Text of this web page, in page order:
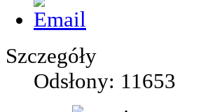
Szczegóły
Odsłony: 11653